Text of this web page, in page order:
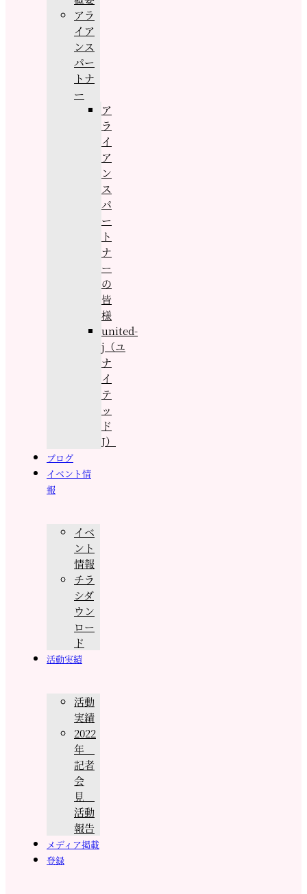
アラ
イア
ンス
パー
トナ
ー
ア
ラ
イ
ア
ン
ス
パ
ー
ト
ナ
ー
の
皆
様
united-
j（ユ
ナ
イ
テ
ッ
ド
J）
ブログ
イベント情
報
イベ
ント
情報
チラ
シダ
ウン
ロー
ド
活動実績
活動
実績
2022
年
記者
会
見
活動
報告
メディア掲載
登録